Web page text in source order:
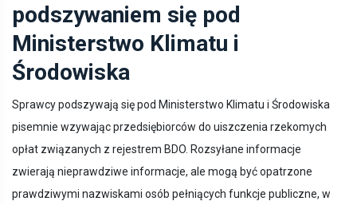
podszywaniem się pod
Ministerstwo Klimatu i
Środowiska
Sprawcy podszywają się pod Ministerstwo Klimatu i Środowiska
pisemnie wzywając przedsiębiorców do uiszczenia rzekomych
opłat związanych z rejestrem BDO. Rozsyłane informacje
zwierają nieprawdziwe informacje, ale mogą być opatrzone
prawdziwymi nazwiskami osób pełniących funkcje publiczne, w